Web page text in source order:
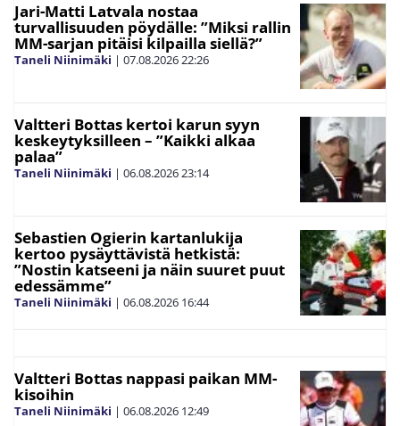
Jari-Matti Latvala nostaa
turvallisuuden pöydälle: ”Miksi rallin
MM-sarjan pitäisi kilpailla siellä?”
Taneli Niinimäki | 07.08.202622:26
Valtteri Bottas kertoi karun syyn
keskeytyksilleen – ”Kaikki alkaa
palaa”
Taneli Niinimäki | 06.08.202623:14
Sebastien Ogierin kartanlukija
kertoo pysäyttävistä hetkistä:
”Nostin katseeni ja näin suuret puut
edessämme”
Taneli Niinimäki | 06.08.2026 16:44
Valtteri Bottas nappasi paikan MM-
kisoihin
Taneli Niinimäki | 06.08.2026 12:49